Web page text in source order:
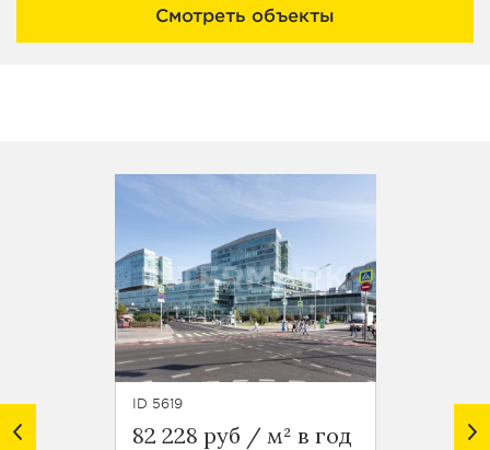
Смотреть объекты
ID 5619
82 228 руб / м² в год
ID 5757
96